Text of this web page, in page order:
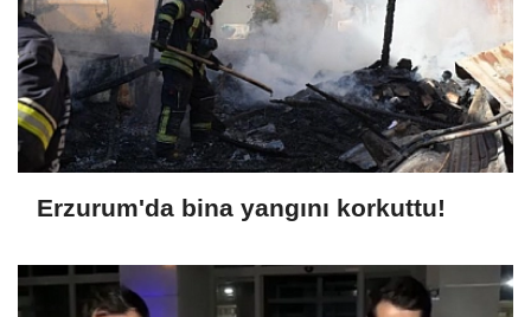
Erzurum'da bina yangını korkuttu!